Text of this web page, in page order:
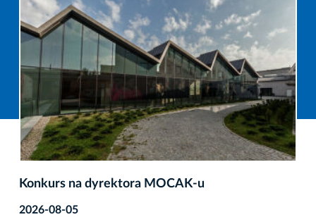
Konkurs na dyrektora MOCAK-u
2026-08-05